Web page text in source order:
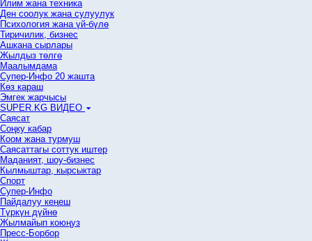
Илим жана техника
Ден соолук жана сулуулук
Психология жана үй-бүлө
Тиричилик, бизнес
Ашкана сырлары
Жылдыз төлгө
Маалымдама
Супер-Инфо 20 жашта
Көз караш
Эмгек жарчысы
SUPER.KG ВИДЕО
Саясат
Cоңку кабар
Коом жана турмуш
Саясаттагы соттук иштер
Маданият, шоу-бизнес
Кылмыштар, кырсыктар
Спорт
Супер-Инфо
Пайдалуу кеңеш
Түркүн дүйнө
Жылмайып коюңуз
Пресс-Борбор